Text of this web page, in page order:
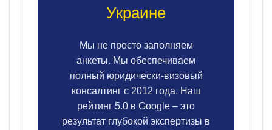
Украине
Мы не просто заполняем
анкеты. Мы обеспечиваем
полный юридически-визовый
консалтинг с 2012 года. Наш
рейтинг 5.0 в Google – это
результат глубокой экспертизы в